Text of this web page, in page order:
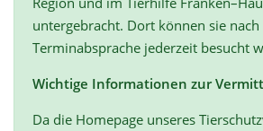
untergebracht. Dort können sie nach
Terminabsprache jederzeit besucht
Wichtige Informationen zur
Da die Homepage unseres